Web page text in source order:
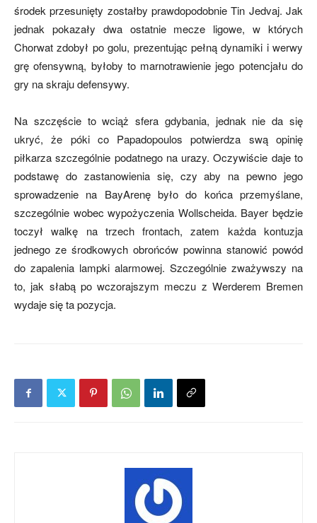
środek przesunięty zostałby prawdopodobnie Tin Jedvaj. Jak
jednak pokazały dwa ostatnie mecze ligowe, w których
Chorwat zdobył po golu, prezentując pełną dynamiki i werwy
grę ofensywną, byłoby to marnotrawienie jego potencjału do
gry na skraju defensywy.
Na szczęście to wciąż sfera gdybania, jednak nie da się
ukryć, że póki co Papadopoulos potwierdza swą opinię
piłkarza szczególnie podatnego na urazy. Oczywiście daje to
podstawę do zastanowienia się, czy aby na pewno jego
sprowadzenie na BayArenę było do końca przemyślane,
szczególnie wobec wypożyczenia Wollscheida. Bayer będzie
toczył walkę na trzech frontach, zatem każda kontuzja
jednego ze środkowych obrońców powinna stanowić powód
do zapalenia lampki alarmowej. Szczególnie zważywszy na
to, jak słabą po wczorajszym meczu z Werderem Bremen
wydaje się ta pozycja.